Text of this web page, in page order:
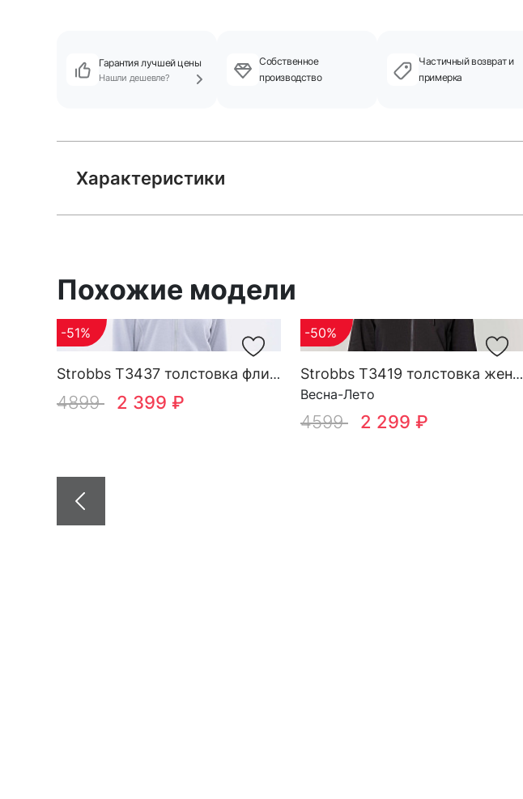
Гарантия лучшей цены
Нашли дешевле?
Собственное
производство
Частичный возврат и
примерка
Характеристики
Похожие модели
Strobbs T3437 толстовка флисовая женская
-51%
4899 2 399 ₽
Strobbs T3419 толстовка женская
Весна-Лето
-50%
4599 2 299 ₽